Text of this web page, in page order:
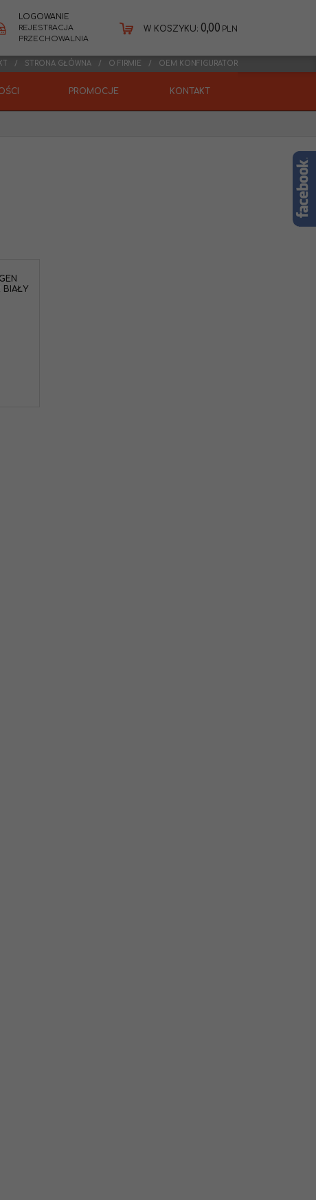
LOGOWANIE
REJESTRACJA
PRZECHOWALNIA
W KOSZYKU: 0,00 PLN
STRONA GŁÓWNA O FIRMIE OEM KONFIGURATOR
PROMOCJE KONTAKT
BIAŁY